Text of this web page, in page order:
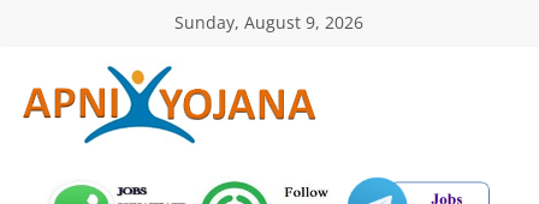
Sunday, August 9, 2026
ApniYojana.com
सरकारी